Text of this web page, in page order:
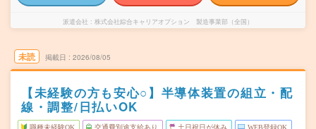
派遣会社 株式会社綜合キャリアオプション 製造事業部（全国）
未読 掲載日 2026/08/05
【未経験の方も安心○】半導体装置の組立・配
線・調整/日払いOK
職種未経験OK 交通費別途支給あり 土日祝日が休み WEB登録OK